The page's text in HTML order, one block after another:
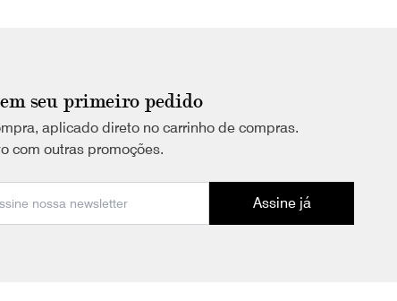
seu primeiro pedido
aplicado direto no carrinho de compras.
com outras promoções.
Assine já